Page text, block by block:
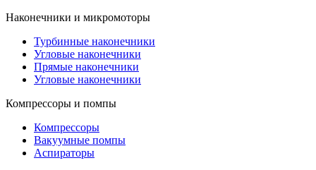
Наконечники и микромоторы
Турбинные наконечники
Угловые наконечники
Прямые наконечники
Угловые наконечники
Компрессоры и помпы
Компрессоры
Вакуумные помпы
Аспираторы